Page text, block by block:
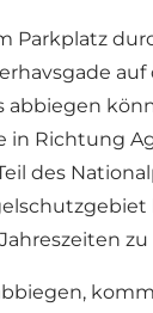
Parkplatz
auf
abbiegen
in Richtung
des